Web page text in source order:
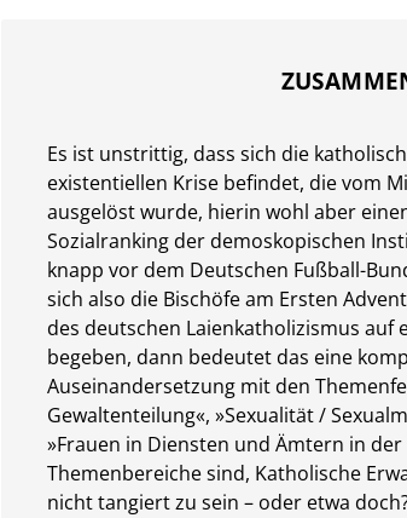
Es ist unstrittig, dass sich die
existentiellen Krise befindet, die vom
ausgelöst wurde, hierin wohl aber
Sozialranking der demoskopischen
knapp vor dem Deutschen Fußball-
sich also die Bischöfe am Ersten
des deutschen Laienkatholizismus auf
begeben, dann bedeutet das eine
Auseinandersetzung mit den
Gewaltenteilung«, »Sexualität /
»Frauen in Diensten und Ämtern in
Themenbereiche sind, Katholische
nicht tangiert zu sein – oder etwa